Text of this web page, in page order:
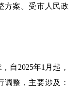
方案。受市人民政
2025年1月起，
整，主要涉及：